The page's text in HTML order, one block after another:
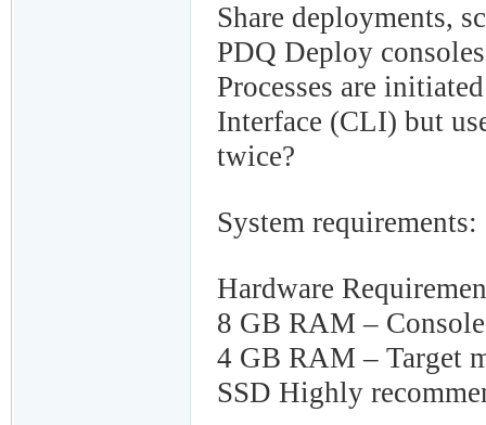
Share deployments,
PDQ Deploy
Processes are
Interface (CLI) but
twice?
System requirements:
Hardware
8 GB RAM –
4 GB RAM – Target
SSD Highly